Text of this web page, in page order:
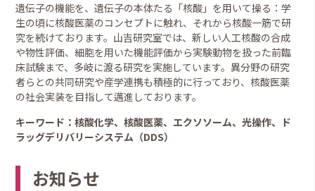
遺伝子の機能を、遺伝子の本体たる「核酸」を用いて操る：学
生の頃に核酸医薬のコンセプトに触れ、それから核酸一筋で研
究を続けております。山吉研究室では、新しい人工核酸の合成
や物性評価、細胞を用いた機能評価から実験動物を扱った前臨
床試験まで、多岐に渡る研究を実施しています。異分野の研究
者らとの共同研究や産学連携も積極的に行っており、核酸医薬
の社会実装を目指して邁進しております。
キーワード：核酸化学、核酸医薬、エクソソーム、光操作、ド
ラッグデリバリーシステム（DDS）
お知らせ